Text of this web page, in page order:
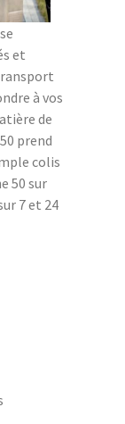
et
à vos
de
prend
colis
50 sur
7 et 24